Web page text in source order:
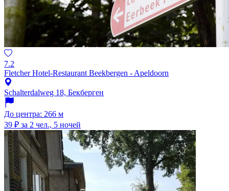
7.2
Fletcher Hotel-Restaurant Beekbergen - Apeldoorn
Schalterdalweg 18, Бекберген
До центра: 266 м
39 ₽ за 2 чел., 5 ночей